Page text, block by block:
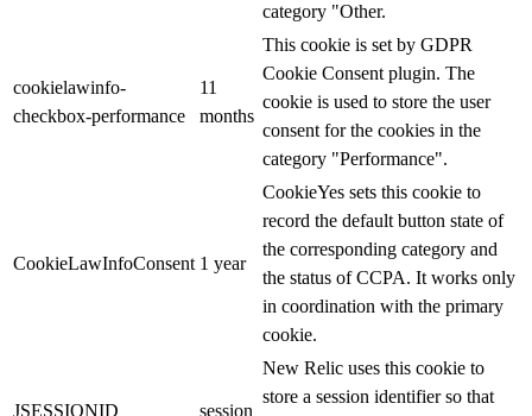
category "Other.
cookielawinfo-
checkbox-performance
11
months
This cookie is set by GDPR
Cookie Consent plugin. The
cookie is used to store the user
consent for the cookies in the
category "Performance".
CookieLawInfoConsent 1 year
CookieYes sets this cookie to
record the default button state of
the corresponding category and
the status of CCPA. It works only
in coordination with the primary
cookie.
JSESSIONID session
New Relic uses this cookie to
store a session identifier so that